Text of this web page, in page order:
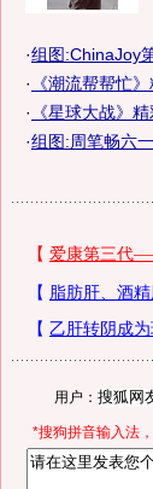
·组图:ChinaJoy
· 《潮流帮帮忙
· 《星球大战》
·组图:周笔畅六
用户：
*搜狗拼音输入法